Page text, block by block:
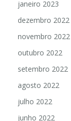
janeiro 2023
dezembro 2022
novembro 2022
outubro 2022
setembro 2022
agosto 2022
julho 2022
junho 2022